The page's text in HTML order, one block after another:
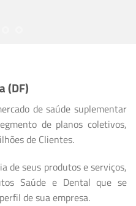
(DF)
de saúde suplementar
de planos coletivos,
de Clientes.
de seus produtos e serviços,
Saúde e Dental que se
de sua empresa.